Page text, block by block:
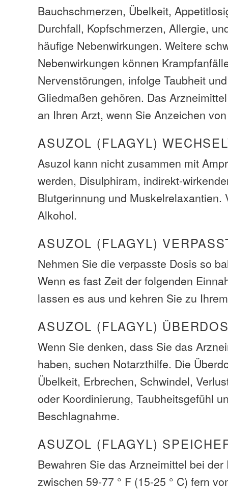
Bauchschmerzen, Übelkeit,
Durchfall, Kopfschmerzen, Allergie,
häufige Nebenwirkungen. Weitere
Nebenwirkungen können
Nervenstörungen, infolge Taubheit
Gliedmaßen gehören. Das
an Ihren Arzt, wenn Sie Anzeichen
ASUZOL (FLAGYL)
Asuzol kann nicht zusammen mit
werden, Disulphiram, indirekt-
Blutgerinnung und Muskelrelaxantien.
Alkohol.
ASUZOL (FLAGYL)
Nehmen Sie die verpasste Dosis so
Wenn es fast Zeit der folgenden
lassen es aus und kehren Sie zu
ASUZOL (FLAGYL)
Wenn Sie denken, dass Sie das
haben, suchen Notarzthilfe. Die
Übelkeit, Erbrechen, Schwindel,
oder Koordinierung, Taubheitsgefühl
Beschlagnahme.
ASUZOL (FLAGYL)
Bewahren Sie das Arzneimittel bei
zwischen 59-77 ° F (15-25 ° C) fern